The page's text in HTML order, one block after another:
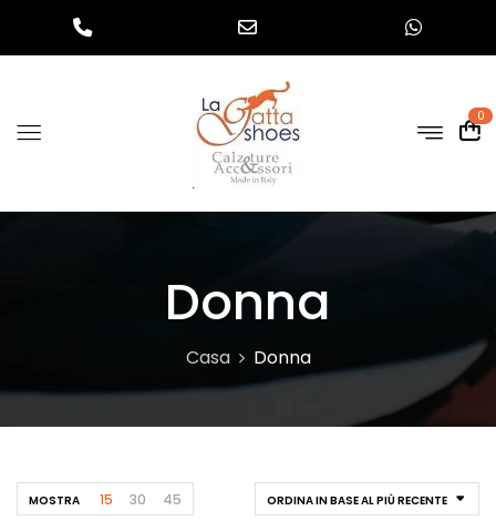
0
Donna
Casa Donna
ORDINA IN BASE AL PIÙ RECENTE
MOSTRA 15 30 45